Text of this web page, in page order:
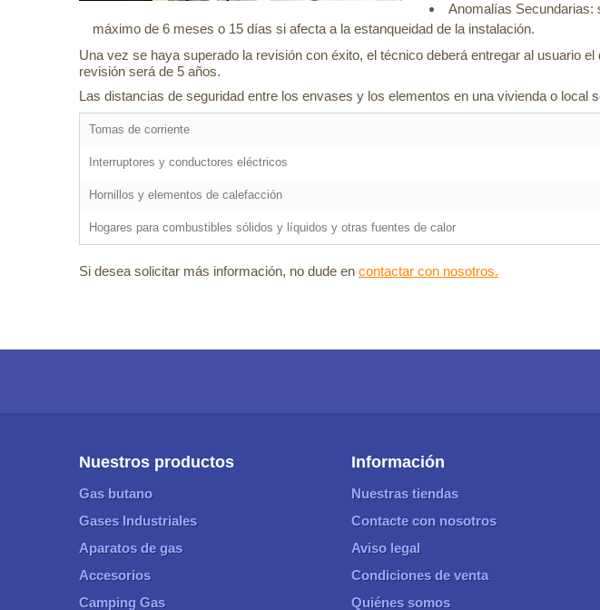
Anomalías Secundarias:
máximo de 6 meses o 15 días si afecta a la estanqueidad de la instalación.
Una vez se haya superado la revisión con éxito, el técnico deberá entregar al usuario
revisión será de 5 años.
Las distancias de seguridad entre los envases y los elementos en una vivienda o local
Tomas de corriente
Interruptores y conductores eléctricos
Hornillos y elementos de calefacción
Hogares para combustibles sólidos y líquidos y otras fuentes de calor
Si desea solicitar más información, no dude en contactar con nosotros.
Nuestros productos
Gas butano
Gases Industriales
Aparatos de gas
Accesorios
Camping Gas
Información
Nuestras tiendas
Contacte con nosotros
Aviso legal
Condiciones de venta
Quiénes somos